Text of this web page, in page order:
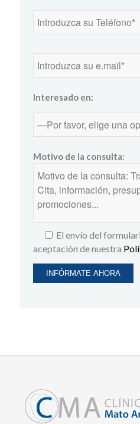
Interesado en:
Motivo de la consulta:
El envío del
aceptación de nuestra